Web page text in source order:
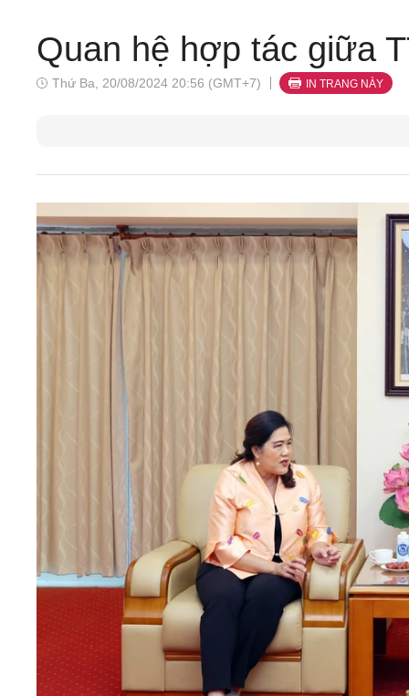
Quan hệ hợp tác giữa
Thứ Ba, 20/08/2024 20:56 (GMT+7) IN TRANG NÀY